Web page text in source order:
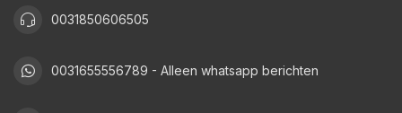
0031850606505
0031655556789 - Alleen whatsapp berichten